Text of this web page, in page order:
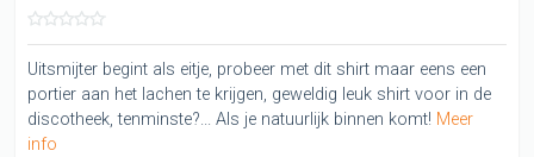
Uitsmijter begint als eitje, probeer met dit shirt maar eens een
portier aan het lachen te krijgen, geweldig leuk shirt voor in de
discotheek, tenminste?... Als je natuurlijk binnen komt! Meer
info